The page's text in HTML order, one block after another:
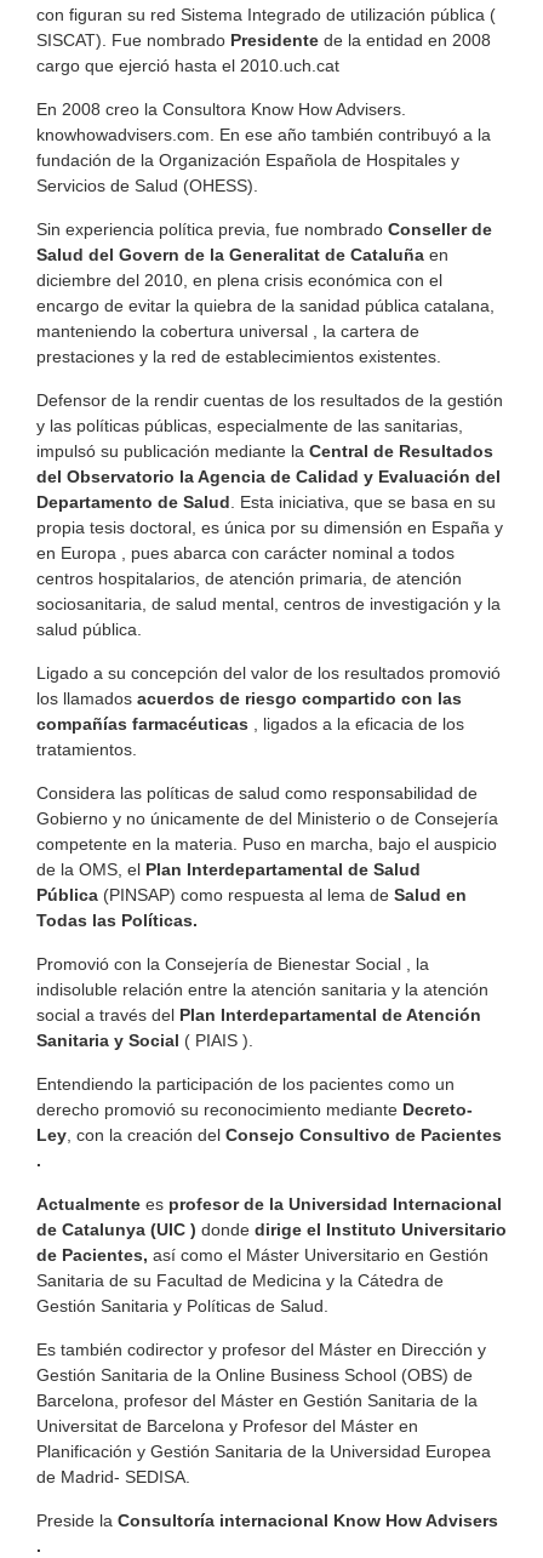
con figuran su red Sistema Integrado de utilización pública (
SISCAT). Fue nombrado Presidente de la entidad en 2008
cargo que ejerció hasta el 2010.uch.cat
En 2008 creo la Consultora Know How Advisers.
knowhowadvisers.com. En ese año también contribuyó a la
fundación de la Organización Española de Hospitales y
Servicios de Salud (OHESS).
Sin experiencia política previa, fue nombrado Conseller de
Salud del Govern de la Generalitat de Cataluña en
diciembre del 2010, en plena crisis económica con el
encargo de evitar la quiebra de la sanidad pública catalana,
manteniendo la cobertura universal , la cartera de
prestaciones y la red de establecimientos existentes.
Defensor de la rendir cuentas de los resultados de la gestión
y las políticas públicas, especialmente de las sanitarias,
impulsó su publicación mediante la Central de Resultados
del Observatorio la Agencia de Calidad y Evaluación del
Departamento de Salud . Esta iniciativa, que se basa en su
propia tesis doctoral, es única por su dimensión en España y
en Europa , pues abarca con carácter nominal a todos
centros hospitalarios, de atención primaria, de atención
sociosanitaria, de salud mental, centros de investigación y la
salud pública.
Ligado a su concepción del valor de los resultados promovió
los llamados acuerdos de riesgo compartido con las
compañías farmacéuticas
, ligados a la eficacia de los
tratamientos.
Considera las políticas de salud como responsabilidad de
Gobierno y no únicamente de del Ministerio o de Consejería
competente en la materia. Puso en marcha, bajo el auspicio
de la OMS, el Plan Interdepartamental de Salud
Pública (PINSAP) como respuesta al lema de Salud en
Todas las Políticas.
Promovió con la Consejería de Bienestar Social , la
indisoluble relación entre la atención sanitaria y la atención
social a través del Plan Interdepartamental de Atención
Sanitaria y Social ( PIAIS ).
Entendiendo la participación de los pacientes como un
derecho promovió su reconocimiento mediante Decreto-
Ley , con la creación del Consejo Consultivo de Pacientes
.
Actualmente es profesor de la Universidad Internacional
de Catalunya (UIC ) donde dirige el Instituto Universitario
de Pacientes, así como el Máster Universitario en Gestión
Sanitaria de su Facultad de Medicina y la Cátedra de
Gestión Sanitaria y Políticas de Salud.
Es también codirector y profesor del Máster en Dirección y
Gestión Sanitaria de la Online Business School (OBS) de
Barcelona, profesor del Máster en Gestión Sanitaria de la
Universitat de Barcelona y Profesor del Máster en
Planificación y Gestión Sanitaria de la Universidad Europea
de Madrid- SEDISA.
Preside la Consultoría internacional Know How Advisers
.